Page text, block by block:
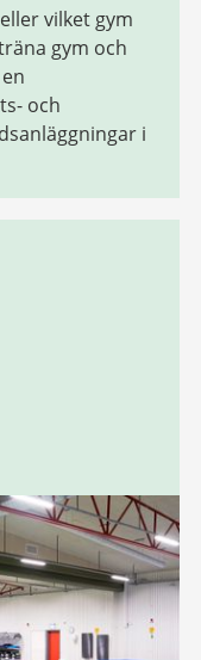
vilket gym
gym och
och
i